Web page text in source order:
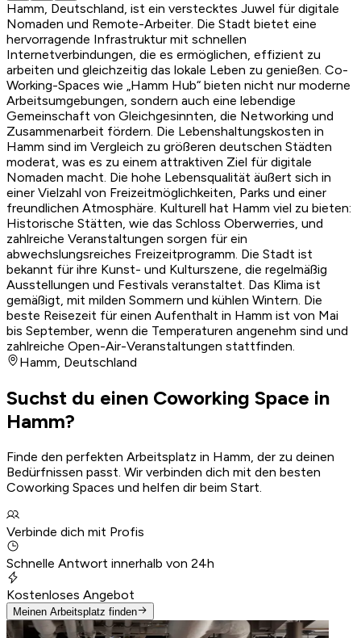
Hamm, Deutschland, ist ein verstecktes Juwel für digitale
Nomaden und Remote-Arbeiter. Die Stadt bietet eine
hervorragende Infrastruktur mit schnellen
Internetverbindungen, die es ermöglichen, effizient zu
arbeiten und gleichzeitig das lokale Leben zu genießen. Co-
Working-Spaces wie „Hamm Hub“ bieten nicht nur moderne
Arbeitsumgebungen, sondern auch eine lebendige
Gemeinschaft von Gleichgesinnten, die Networking und
Zusammenarbeit fördern. Die Lebenshaltungskosten in
Hamm sind im Vergleich zu größeren deutschen Städten
moderat, was es zu einem attraktiven Ziel für digitale
Nomaden macht. Die hohe Lebensqualität äußert sich in
einer Vielzahl von Freizeitmöglichkeiten, Parks und einer
freundlichen Atmosphäre. Kulturell hat Hamm viel zu bieten:
Historische Stätten, wie das Schloss Oberwerries, und
zahlreiche Veranstaltungen sorgen für ein
abwechslungsreiches Freizeitprogramm. Die Stadt ist
bekannt für ihre Kunst- und Kulturszene, die regelmäßig
Ausstellungen und Festivals veranstaltet. Das Klima ist
gemäßigt, mit milden Sommern und kühlen Wintern. Die
beste Reisezeit für einen Aufenthalt in Hamm ist von Mai
bis September, wenn die Temperaturen angenehm sind und
zahlreiche Open-Air-Veranstaltungen stattfinden.
Hamm, Deutschland
Suchst du einen Coworking Space in
Hamm?
Finde den perfekten Arbeitsplatz in Hamm, der zu deinen
Bedürfnissen passt. Wir verbinden dich mit den besten
Coworking Spaces und helfen dir beim Start.
Verbinde dich mit Profis
Schnelle Antwort innerhalb von 24h
Kostenloses Angebot
Meinen Arbeitsplatz finden